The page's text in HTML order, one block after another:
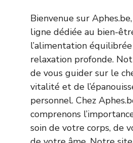
Bienvenue sur
ligne dédiée au bien-
l’alimentation
relaxation profonde.
de vous guider sur le
vitalité et de
personnel. Chez
comprenons
soin de votre corps, de